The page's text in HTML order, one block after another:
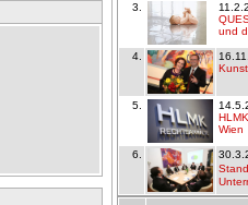
3.
und
4.
5.
Wien
6.